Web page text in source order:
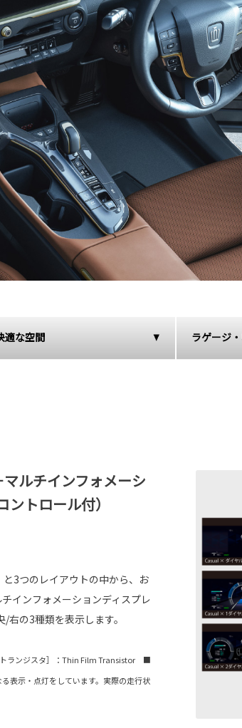
適な空間 ラゲージ
ルチインフォメーシ
トロール付）
3つのレイアウトの中から、お
インフォメーションディスプレ
の3種類を表示します。
トランジスタ］：Thin Film Transistor ■
表示・点灯をしています。実際の走行状